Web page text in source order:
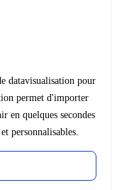
datavisualisation pour
permet d'importer
en quelques secondes
personnalisables.